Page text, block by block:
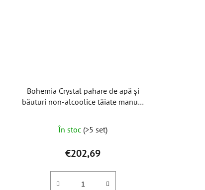
Bohemia Crystal pahare de apă și
băuturi non-alcoolice tăiate manual
În stoc (>5 set)
€202,69